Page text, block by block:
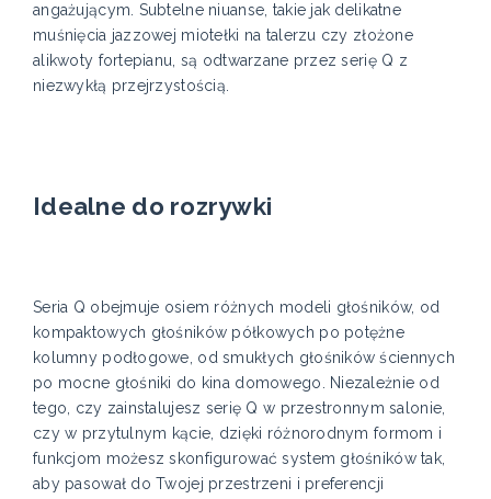
angażującym. Subtelne niuanse, takie jak delikatne
muśnięcia jazzowej miotełki na talerzu czy złożone
alikwoty fortepianu, są odtwarzane przez serię Q z
niezwykłą przejrzystością.
Idealne do rozrywki
Seria Q obejmuje osiem różnych modeli głośników, od
kompaktowych głośników półkowych po potężne
kolumny podłogowe, od smukłych głośników ściennych
po mocne głośniki do kina domowego. Niezależnie od
tego, czy zainstalujesz serię Q w przestronnym salonie,
czy w przytulnym kącie, dzięki różnorodnym formom i
funkcjom możesz skonfigurować system głośników tak,
aby pasował do Twojej przestrzeni i preferencji